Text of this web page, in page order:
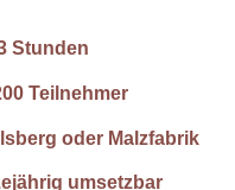
Stunden
Teilnehmer
oder Malzfabrik
umsetzbar